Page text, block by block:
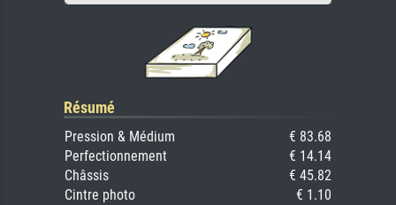
Résumé
Pression & Médium
€ 83.68
Perfectionnement
€ 14.14
Châssis
€ 45.82
Cintre photo
€ 1.10